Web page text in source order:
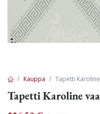
Kauppa Tapetti
Tapetti Karoline